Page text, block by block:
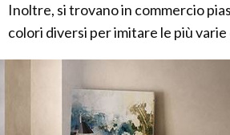
Inoltre, si trovano in commercio
colori diversi per imitare le più varie